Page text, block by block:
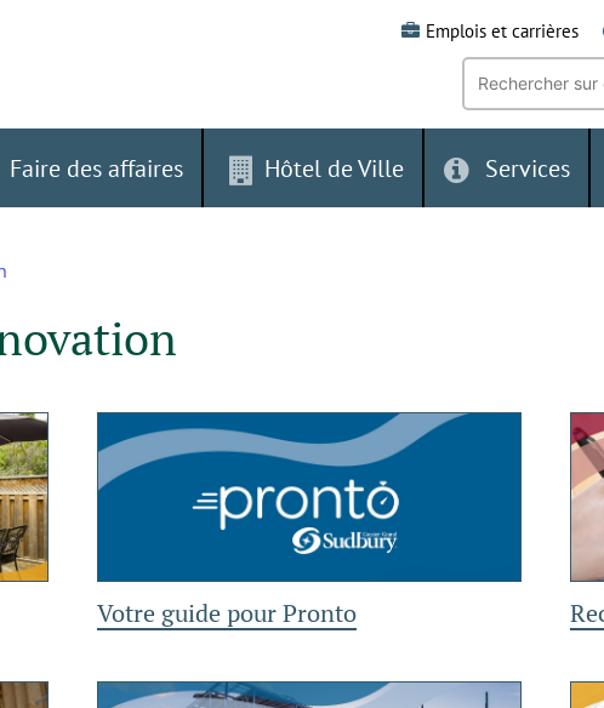
Emplois et carrières
Recherche
mot-
clé:
Faire des affaires Hôtel de Ville Services
Votre guide pour Pronto